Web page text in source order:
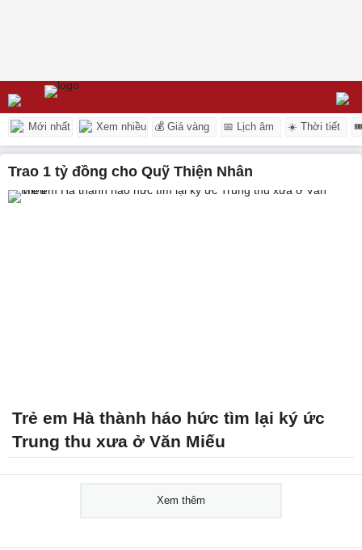
Mới nhất Xem nhiều 💰 Giá vàng 📅 Lịch âm ☀️ Thời tiết
trao 1 tỷ đồng cho Quỹ Thiện Nhân
Trẻ em Hà thành háo hức tìm lại ký ức
Trung thu xưa ở Văn Miếu
Xem thêm